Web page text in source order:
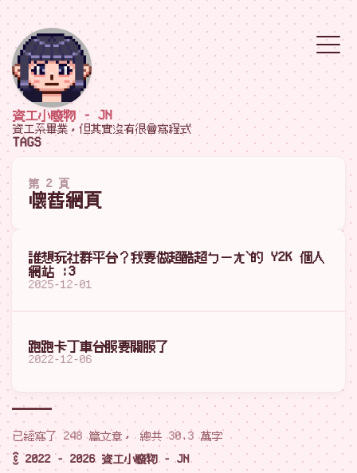
資工小廢物 - JN
資工系畢業，但其實沒有很會寫程式
TAGS
第 2 頁
懷舊網頁
誰想玩社群平台？我要做超酷超ㄅㄧㄤˋ的 Y2K 個人
網站 :3
2025-12-01
跑跑卡丁車台服要關服了
2022-12-06
已經寫了 248 篇文章， 總共 30.3 萬字
© 2022 - 2026 資工小廢物 - JN